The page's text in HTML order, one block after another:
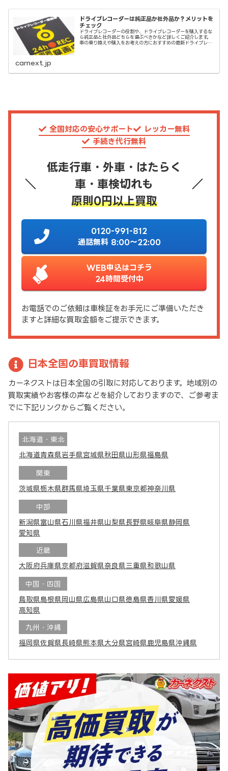
ドライブレコーダーは純正品か社外品か？メリットを
チェック
ドライブレコーダーの役割や、ドライブレコーダーを購入するな
ら純正品と社外品どちらを選ぶべきかなど詳しくご紹介します。
車の乗り換えや購入をお考えの方におすすめの最新ドライブレコ
carnext.jp
全国対応の安心サポート
レッカー無料
手続き代行無料
低走行車・外車・はたらく
車・車検切れも
原則0円以上買取
0120-991-812
通話無料 8:00～22:00
WEB申込はコチラ
24時間受付中
お電話でのご依頼は車検証をお手元にご準備いただき
ますと詳細な買取金額をご提示できます。
日本全国の車買取情報
カーネクストは日本全国の引取に対応しております。地域別の
買取実績やお客様の声などを紹介しておりますので、ご参考ま
でに下記リンクからご覧ください。
北海道・東北
北海道青森県岩手県宮城県秋田県山形県福島県
関東
茨城県栃木県群馬県埼玉県千葉県東京都神奈川県
中部
新潟県富山県石川県福井県山梨県長野県岐阜県静岡県
愛知県
近畿
大阪府兵庫県京都府滋賀県奈良県 三重県和歌山県
中国・四国
鳥取県島根県 岡山県広島県山口県徳島県香川県愛媛県
高知県
九州・沖縄
福岡県佐賀県長崎県熊本県大分県宮崎県鹿児島県沖縄県